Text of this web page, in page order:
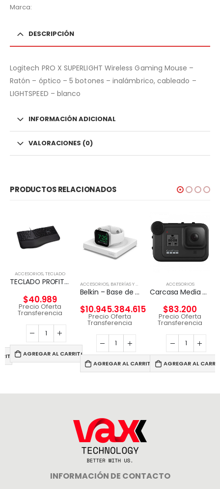
Marca:
DESCRIPCIÓN
Logitech PRO X SUPERLIGHT Wireless Gaming Mouse –
Ratón – óptico – 5 botones – inalámbrico, cableado –
LIGHTSPEED – blanco
INFORMACIÓN ADICIONAL
VALORACIONES (0)
PRODUCTOS RELACIONADOS
ACCESORIOS,TECLADO
TECLADO PROFIT ERGO KENSIGTON
$40.989
Precio Oferta
Transferencia
AGREGAR AL CARRITO
ACCESORIOS, BATERÍAS Y CARGADORES
Belkin – Base de carga inalámbrica – Fast Charge – blanco – para Apple Watch
$10.945.384.615
Precio Oferta
Transferencia
AGREGAR AL CARRITO
ACCESORIOS
Carcasa Media MOD Para HERO8 Black GOPRO
$83.200
Precio Oferta
Transferencia
AGREGAR AL
INFORMACIÓN DE CONTACTO